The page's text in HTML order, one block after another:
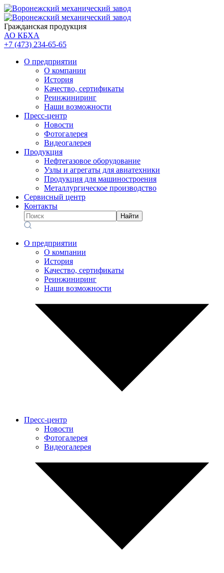
Гражданская продукция
АО КБХА
+7 (473) 234-65-65
О предприятии
О компании
История
Качество, сертификаты
Реинжиниринг
Наши возможности
Пресс-центр
Новости
Фотогалерея
Видеогалерея
Продукция
Нефтегазовое оборудование
Узлы и агрегаты для авиатехники
Продукция для машиностроения
Металлургическое производство
Сервисный центр
Контакты
Найти
О предприятии
О компании
История
Качество, сертификаты
Реинжиниринг
Наши возможности
Пресс-центр
Новости
Фотогалерея
Видеогалерея